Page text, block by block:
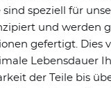
sind speziell für
und werden
gefertigt. Dies
Lebensdauer
der Teile bis